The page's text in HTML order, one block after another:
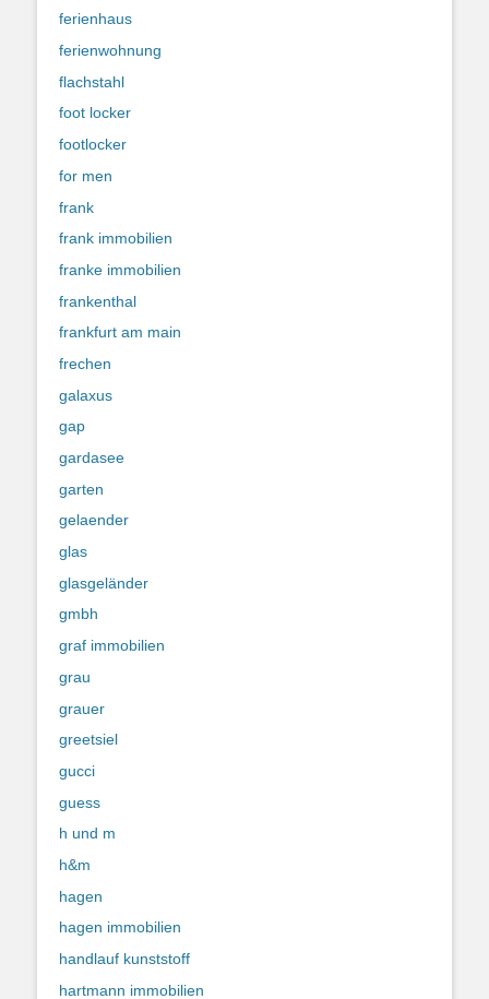
ferienhaus
ferienwohnung
flachstahl
foot locker
footlocker
for men
frank
frank immobilien
franke immobilien
frankenthal
frankfurt am main
frechen
galaxus
gap
gardasee
garten
gelaender
glas
glasgeländer
gmbh
graf immobilien
grau
grauer
greetsiel
gucci
guess
h und m
h&m
hagen
hagen immobilien
handlauf kunststoff
hartmann immobilien